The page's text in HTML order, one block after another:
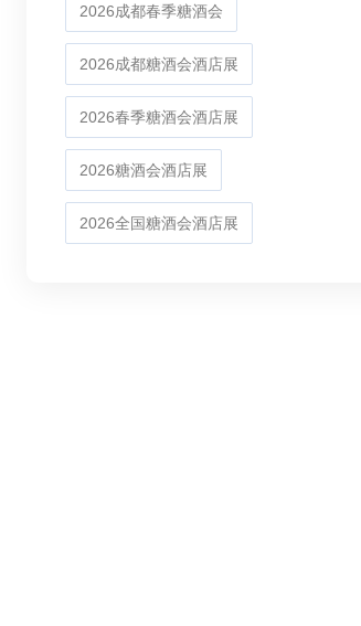
2026成都春季糖酒会
2026成都糖酒会酒店展
2026春季糖酒会酒店展
2026糖酒会酒店展
2026全国糖酒会酒店展